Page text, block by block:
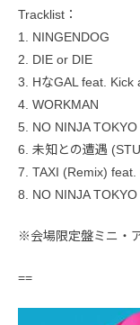
Tracklist：
1. NINGENDOG
2. DIE or DIE
3. HなGAL feat. Kick
4. WORKMAN
5. NO NINJA
6. 未知との遭遇
7. TAXI (Remix) feat.
8. NO NINJA
※会場限定盤ミニ・
==